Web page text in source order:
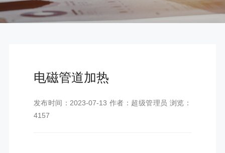
电磁管道加热
发布时间：2023-07-13 作者：超级管理员 浏览：
4157